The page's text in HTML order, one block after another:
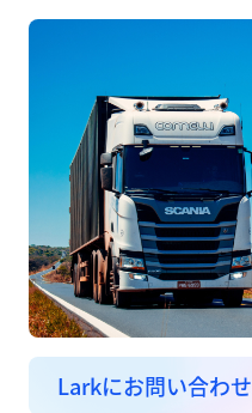
Larkにお問い合わせ